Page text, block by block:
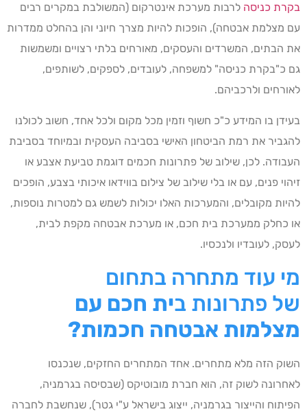
בקרת כניסה לרבות מערכת אינטרקום (המשולבת במקרים רבים
עם מצלמת אבטחה), הופכות להיות מצרך חיוני והן בהחלט ממדרות
את הבתים, המשרדים והעסקים, מאורחים בלתי רצויים ומשמשות
גם כ"בקרת כניסה" למשפחה, לעובדים, לספקים, לשותפים,
לאורחים ולרכביהם.
בעידן בו המידע כ"כ חשוף וזמין מכל מקום ולכל אחד, חשוב לכולנו
להגביר את רמת הביטחון האישי בסביבה העסקית ובמיוחד בסביבת
העבודה. לכן, שילוב של פתרונות חכמים דוגמת טביעת אצבע או
זיהוי פנים, עם או בלי שילוב של צילום בווידאו איכותי בצבע, הופכים
להיות מקובלים, והמערכות האלו יכולות לשמש גם למטרות נוספות,
או כחלק ממערכת בית חכם, או מערכת אבטחה מקפת לבית,
לעסק, לעובדיו ולנכסיו.
מי עוד מתחרה בתחום
של פתרונות בית חכם עם
מצלמות אבטחה חכמות?
השוק הזה מלא מתחרים. אחד המתחרים החזקים, שנכנסו
לאחרונה לשוק זה, הוא חברת מובוטיקס (שבסיסה בגרמניה,
הפיתוח והייצור בגרמניה, ייצוג בישראל ע"י גטר), שנחשבת לחברה